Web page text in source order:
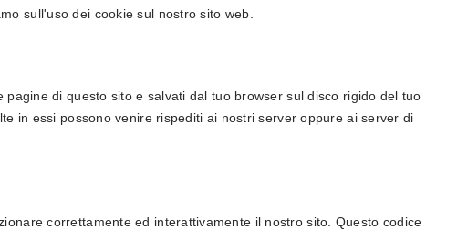
sull'uso dei cookie sul nostro sito web.
di questo sito e salvati dal tuo browser sul disco rigido del tuo
in essi possono venire rispediti ai nostri server oppure ai server di
correttamente ed interattivamente il nostro sito. Questo codice